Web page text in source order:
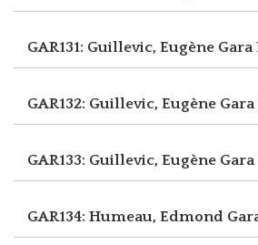
GAR131: Guillevic, Eugène Gara
GAR132: Guillevic, Eugène Gara
GAR133: Guillevic, Eugène Gara
GAR134: Humeau, Edmond